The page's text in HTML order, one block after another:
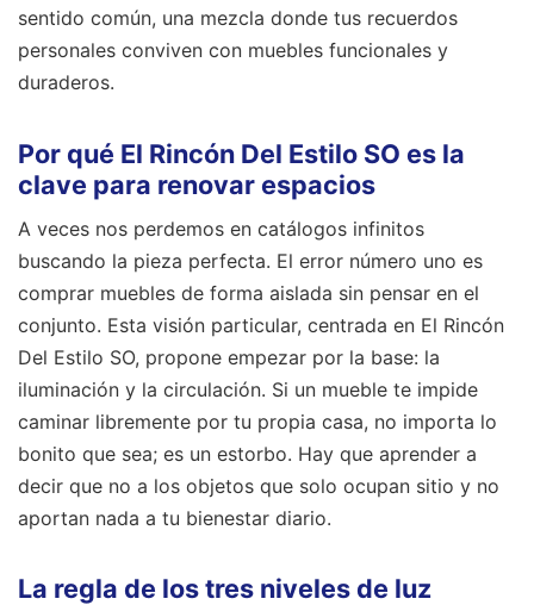
sentido común, una mezcla donde tus recuerdos
personales conviven con muebles funcionales y
duraderos.
Por qué El Rincón Del Estilo SO es la
clave para renovar espacios
A veces nos perdemos en catálogos infinitos
buscando la pieza perfecta. El error número uno es
comprar muebles de forma aislada sin pensar en el
conjunto. Esta visión particular, centrada en El Rincón
Del Estilo SO, propone empezar por la base: la
iluminación y la circulación. Si un mueble te impide
caminar libremente por tu propia casa, no importa lo
bonito que sea; es un estorbo. Hay que aprender a
decir que no a los objetos que solo ocupan sitio y no
aportan nada a tu bienestar diario.
La regla de los tres niveles de luz